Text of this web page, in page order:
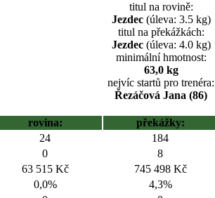
titul na rovině:
Jezdec(úleva: 3.5 kg)
titul na překážkách:
Jezdec(úleva: 4.0 kg)
minimální hmotnost:
63,0 kg
nejvíc startů pro trenéra:
Řezáčová Jana (86)
rovina: překážky:
24 184
0 8
63 515 Kč 745 498 Kč
0,0% 4,3%